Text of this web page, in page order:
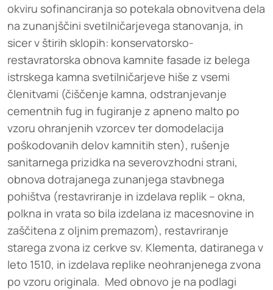
okviru sofinanciranja so potekala obnovitvena dela
na zunanjščini svetilničarjevega stanovanja, in
sicer v štirih sklopih: konservatorsko-
restavratorska obnova kamnite fasade iz belega
istrskega kamna svetilničarjeve hiše z vsemi
členitvami (čiščenje kamna, odstranjevanje
cementnih fug in fugiranje z apneno malto po
vzoru ohranjenih vzorcev ter domodelacija
poškodovanih delov kamnitih sten), rušenje
sanitarnega prizidka na severovzhodni strani,
obnova dotrajanega zunanjega stavbnega
pohištva (restavriranje in izdelava replik – okna,
polkna in vrata so bila izdelana iz macesnovine in
zaščitena z oljnim premazom), restavriranje
starega zvona iz cerkve sv. Klementa, datiranega v
leto 1510, in izdelava replike neohranjenega zvona
po vzoru originala. Med obnovo je na podlagi